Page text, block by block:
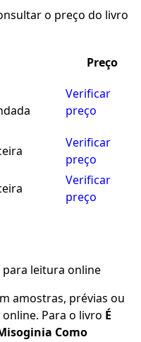
o preço do livro
Preço
Verificar
preço
Verificar
preço
Verificar
preço
amostras, prévias ou
Para o livro É
Como